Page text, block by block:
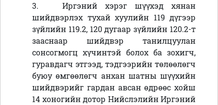
3. Иргэний хэрэг шүүхэд хянан
шийдвэрлэх тухай хуулийн 119 дүгээр
зүйлийн 119.2, 120 дугаар зүйлийн 120.2-т
зааснаар шийдвэр танилцуулан
сонсогмогц хүчинтэй болох ба зохигч,
гуравдагч этгээд, тэдгээрийн төлөөлөгч
буюу өмгөөлөгч анхан шатны шүүхийн
шийдвэрийг гардан авсан өдрөөс хойш
14 хоногийн дотор Нийслэлийн Иргэний